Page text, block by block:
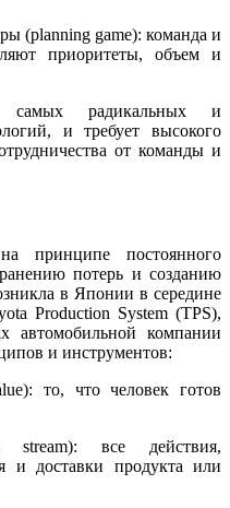
(planning game): команда и
приоритеты, объем и
радикальных и
и требует высокого
от команды и
принципе постоянного
потерь и созданию
в Японии в середине
Production System (TPS),
автомобильной компании
и инструментов:
то, что человек готов
stream): все действия,
и доставки продукта или